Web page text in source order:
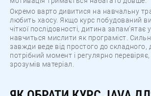
Окремо варто дивитися на навчальну
любить хаосу. Якщо курс побудований
чіткої послідовності, дитина запам’ятає
навчиться мислити як програміст.
завжди веде від простого до складного,
потрібний момент і регулярно
зрозумів матеріал.